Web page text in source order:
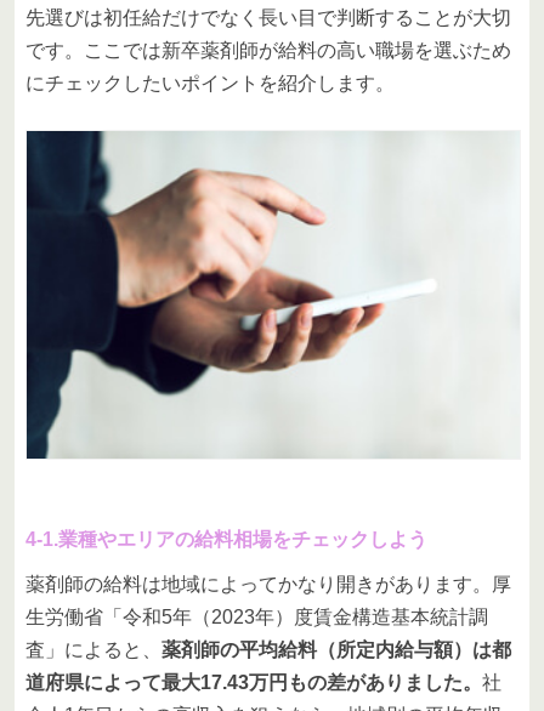
先選びは初任給だけでなく長い目で判断することが大切
です。ここでは新卒薬剤師が給料の高い職場を選ぶため
にチェックしたいポイントを紹介します。
4-1.業種やエリアの給料相場をチェックしよう
薬剤師の給料は地域によってかなり開きがあります。厚
生労働省「令和5年（2023年）度賃金構造基本統計調
査」によると、 薬剤師の平均給料（所定内給与額）は都
道府県によって最大17.43万円もの差がありました。 社